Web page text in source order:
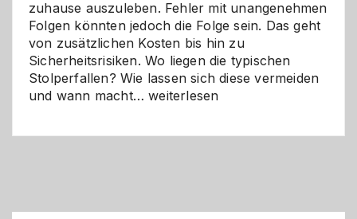
zuhause auszuleben. Fehler mit unangenehmen
Folgen könnten jedoch die Folge sein. Das geht
von zusätzlichen Kosten bis hin zu
Sicherheitsrisiken. Wo liegen die typischen
Stolperfallen? Wie lassen sich diese vermeiden
und wann macht…Selber
weiterlesen